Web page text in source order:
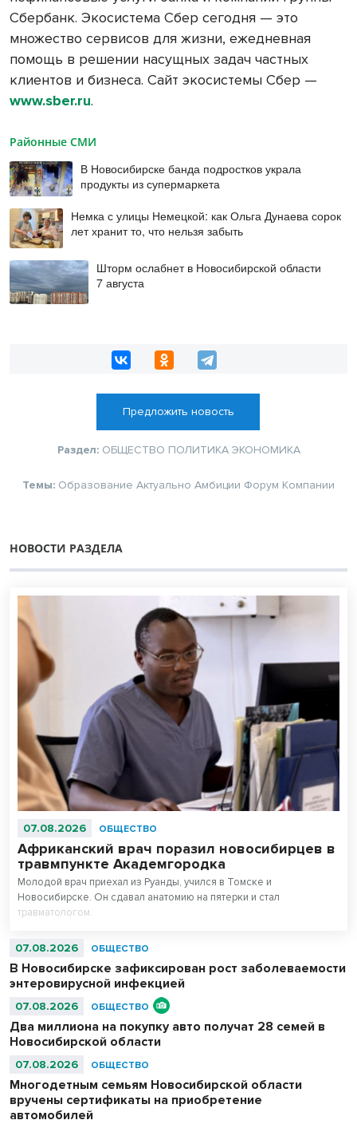
Сбербанк. Экосистема Сбер сегодня — это
множество сервисов для жизни, ежедневная
помощь в решении насущных задач частных
клиентов и бизнеса. Сайт экосистемы Сбер —
www.sber.ru.
Районные СМИ
В Новосибирске банда подростков украла
продукты из супермаркета
Немка с улицы Немецкой: как Ольга Дунаева сорок
лет хранит то, что нельзя забыть
Шторм ослабнет в Новосибирской области
7 августа
Предложить новость
Раздел: ОБЩЕСТВО ПОЛИТИКА ЭКОНОМИКА
Темы: Образование Актуально Амбиции Форум Компании
НОВОСТИ РАЗДЕЛА
07.08.2026 ОБЩЕСТВО
Африканский врач поразил новосибирцев в
травмпункте Академгородка
Молодой врач приехал из Руанды, учился в Томске и
Новосибирске. Он сдавал анатомию на пятерки и стал
травматологом.
07.08.2026 ОБЩЕСТВО
В Новосибирске зафиксирован рост заболеваемости
энтеровирусной инфекцией
07.08.2026 ОБЩЕСТВО
Два миллиона на покупку авто получат 28 семей в
Новосибирской области
07.08.2026 ОБЩЕСТВО
Многодетным семьям Новосибирской области
вручены сертификаты на приобретение
автомобилей